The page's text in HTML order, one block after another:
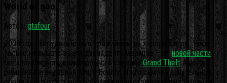
World of goo
Автор: gtafour ·
2008 год был удивительно урожайным на хорошие игры. Чего
только не вышло за эти двенадцать месяцев – отновой части
мегапопулярного криминального сериалаGrand TheftAuto, до
ремейка легендарной King’s Bounty. И что самое удивительное,